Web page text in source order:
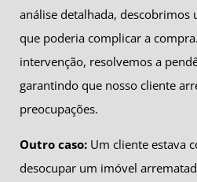
análise detalhada, descobrimos
que poderia complicar a
intervenção, resolvemos a
garantindo que nosso cliente
preocupações.
Outro caso: Um cliente estava
desocupar um imóvel